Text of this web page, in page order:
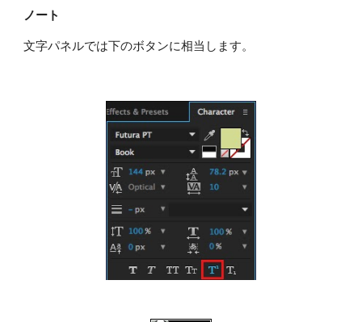
ノート
文字パネルでは下のボタンに相当します。